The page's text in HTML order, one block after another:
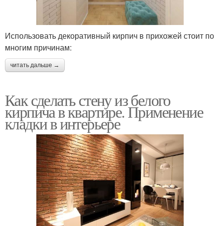
Использовать декоративный кирпич в прихожей стоит по
многим причинам:
читать дальше →
Как сделать стену из белого
кирпича в квартире. Применение
кладки в интерьере